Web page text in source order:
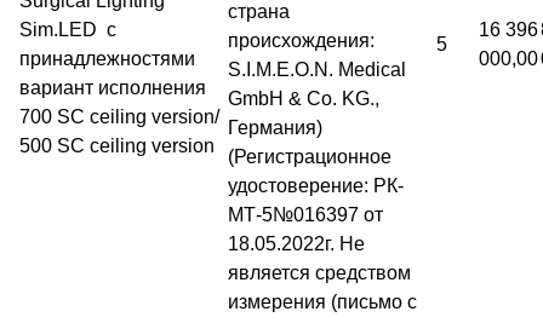
Sim.LED с
принадлежностями
вариант исполнения
700 SC ceiling version/
500 SC ceiling version
5
16 396
000,00
страна
происхождения:
S.I.M.E.O.N. Medical
GmbH & Co. KG.,
Германия)
(Регистрационное
удостоверение: РК-
МТ-5№016397 от
18.05.2022г. Не
является средством
измерения (письмо с